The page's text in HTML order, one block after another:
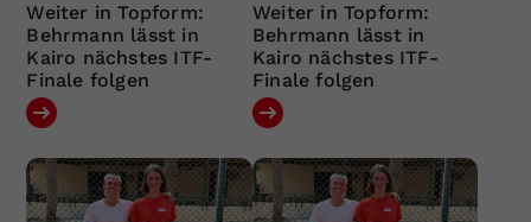
Weiter in Topform:
Behrmann lässt in
Kairo nächstes ITF-
Finale folgen
Weiter in Topform:
Behrmann lässt in
Kairo nächstes ITF-
Finale folgen